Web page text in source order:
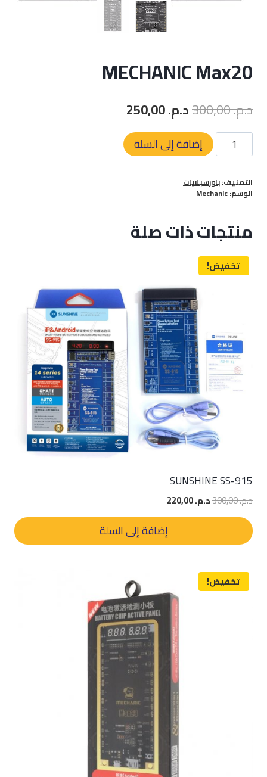
MECHANIC Max20
د.م.300,00
السعر
الأصلي
هو:
د.م.
هو:
كمية
MECHANIC
إضافة إلى السلة
التصنيف:باورسبلايات
الوسم:Mechanic
منتجات ذات صلة
تخفيض!
SUNSHINE SS-915
د.م.300,00
السعر
الأصلي
د.م. 300,00.
د.م.
الحالي
هو:
د.م. 220,00.
إضافة إلى السلة
تخفيض!